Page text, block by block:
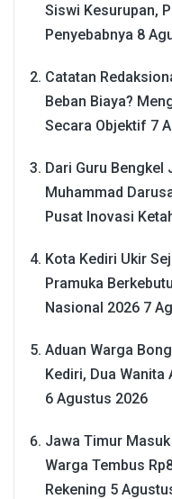
Siswi Kesurupan,
Penyebabnya 8
Catatan
Beban Biaya?
Secara Objektif 7
Dari Guru Bengkel
Muhammad
Pusat Inovasi
Kota Kediri Ukir
Pramuka
Nasional 2026 7
Aduan Warga
Kediri, Dua
6 Agustus 2026
Jawa Timur
Warga Tembus
Rekening 5